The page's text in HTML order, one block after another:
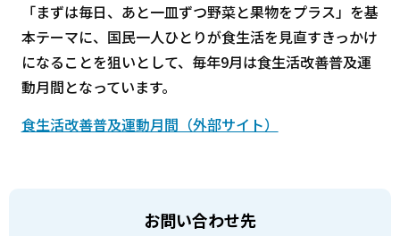
「まずは毎日、あと一皿ずつ野菜と果物をプラス」を基
本テーマに、国民一人ひとりが食生活を見直すきっかけ
になることを狙いとして、毎年9月は食生活改善普及運
動月間となっています。
食生活改善普及運動月間（外部サイト）
お問い合わせ先